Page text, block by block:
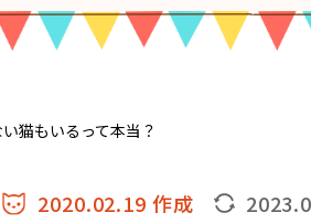
猫もいるって本当？
2020.02.19 作成